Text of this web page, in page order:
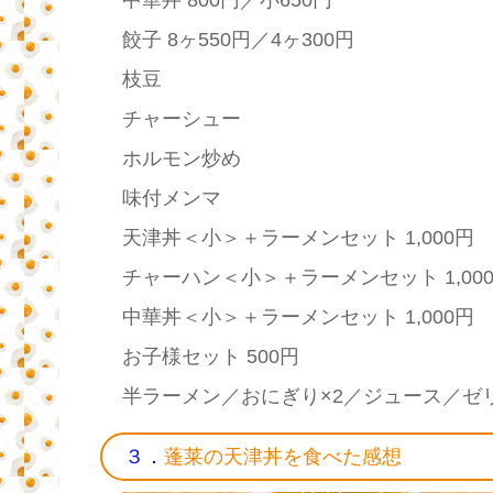
餃子 8ヶ550円／4ヶ300円
枝豆
チャーシュー
ホルモン炒め
味付メンマ
天津丼＜小＞＋ラーメンセット 1,000円
チャーハン＜小＞＋ラーメンセット
中華丼＜小＞＋ラーメンセット 1,000円
お子様セット 500円
半ラーメン／おにぎり×2／ジュース／ゼ
３． 蓬莱の天津丼を食べた感想